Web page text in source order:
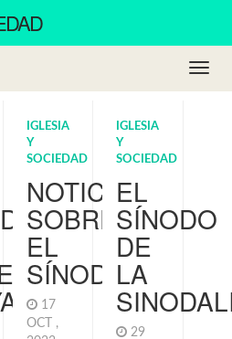
IGLESIA
Y
SOCIEDAD
NOTICIAS
SOBRE
EL
SÍNODO
17
OCT ,
IGLESIA
Y
SOCIEDAD
EL
SÍNODO
DE
LA
29